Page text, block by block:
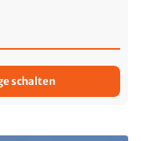
schalten